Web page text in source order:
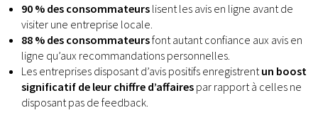
90 % des consommateurs lisent les avis en ligne avant de
visiter une entreprise locale.
88 % des consommateursfont autant confiance aux avis en
ligne qu’aux recommandations personnelles.
Les entreprises disposant d’avis positifs enregistrent un boost
significatif de leur chiffre d’affaires par rapport à celles ne
disposant pas de feedback.